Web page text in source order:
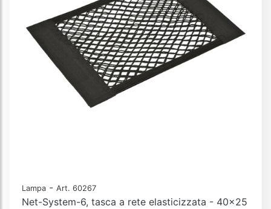
Lampa - Art. 60267
Net-System-6, tasca a rete elasticizzata - 40x25